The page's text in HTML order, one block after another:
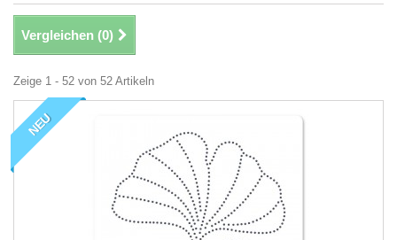
Vergleichen (0)
Zeige 1 - 52 von 52 Artikeln
NEU